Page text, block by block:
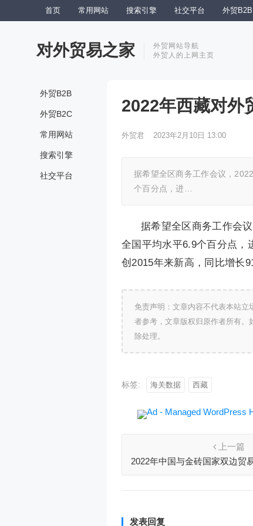
首页 常用网站 搜索引擎 社交平台 外贸B2B
对外贸易之家
外贸网站导航
外贸人的上网主页
外贸B2B
外贸B2C
常用网站
搜索引擎
社交平台
2022年西藏对外
外贸君 2023年2月10日 13:00
据希望全区商务工作会议，
个百分点，进…
据希望全区商务工作会
全国平均水平6.9个百分点，
创2015年来新高，同比增长
免责声明：文章内容不代表本站立
者参考，文章版权归原作者所有。
除处理。
标签: 海关数据 西藏
上一篇
2022年中国与金砖国家双边贸
发表回复